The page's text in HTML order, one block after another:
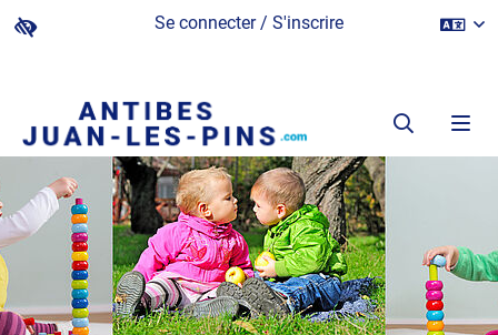
Se connecter / S'inscrire